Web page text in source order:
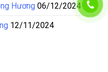
Hương 06/12/2024
12/11/2024